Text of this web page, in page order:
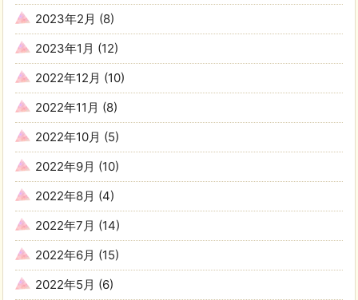
2023年2月 (8)
2023年1月 (12)
2022年12月 (10)
2022年11月 (8)
2022年10月 (5)
2022年9月 (10)
2022年8月 (4)
2022年7月 (14)
2022年6月 (15)
2022年5月 (6)